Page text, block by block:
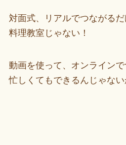
対面式、リアルでつながる
料理教室じゃない！
動画を使って、オンライン
忙しくてもできるんじゃな